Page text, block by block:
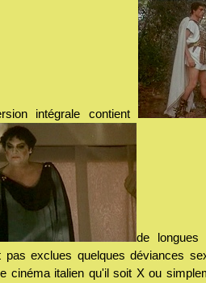
intégrale contient
de longues
pas exclues quelques déviances
cinéma italien qu'il soit X ou